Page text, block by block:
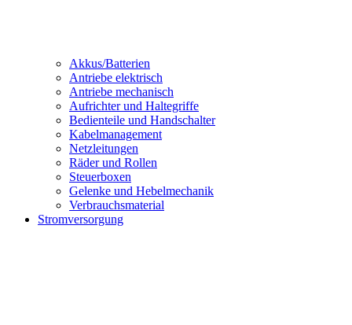
Akkus/Batterien
Antriebe elektrisch
Antriebe mechanisch
Aufrichter und Haltegriffe
Bedienteile und Handschalter
Kabelmanagement
Netzleitungen
Räder und Rollen
Steuerboxen
Gelenke und Hebelmechanik
Verbrauchsmaterial
Stromversorgung